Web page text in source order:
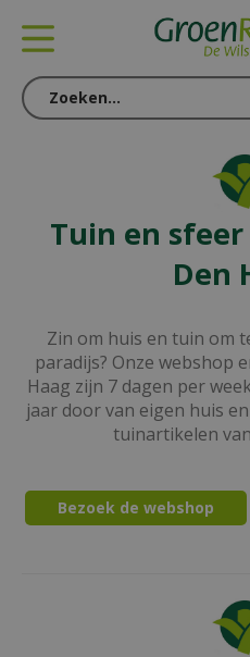
Tuin en
Den
Zin om huis en tuin om
paradijs? Onze webshop
Haag zijn 7 dagen per
jaar door van eigen huis
tuinartikelen
Bezoek de webshop